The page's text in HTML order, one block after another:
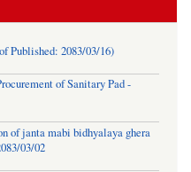
Published: 2083/03/16)
of Sanitary Pad -
of janta mabi bidhyalaya ghera
03/02